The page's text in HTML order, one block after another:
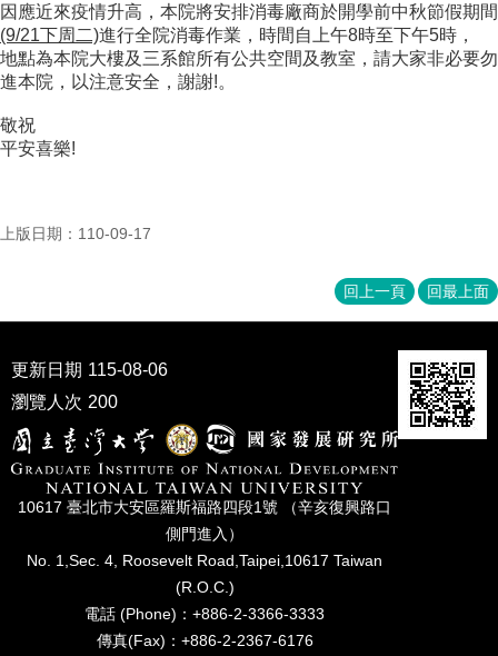
本
所
簡
介
本
所
博
碩
班
在
職
專
術
因應近來疫情升高，本院將安排消毒廠商於開學前中秋節假期間
(9/21下周二)進行全院消毒作業，時間自上午8時至下午5時，
地點為本院大樓及三系館所有公共空間及教室，請大家非必要勿
進本院，以注意安全，謝謝!。
敬祝
平安喜樂!
上版日期：110-09-17
回上一頁 回最上面
更新日期 115-08-06
瀏覽人次 200
10617 臺北市⼤安區羅斯福路四段1號 （辛亥復興路⼝
側⾨進入）
No. 1,Sec. 4, Roosevelt Road,Taipei,10617 Taiwan
(R.O.C.)
電話 (Phone)：+886-2-3366-3333
傳真(Fax)：+886-2-2367-6176